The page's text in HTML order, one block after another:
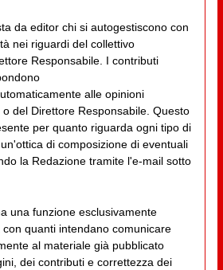
da editor chi si autogestiscono con
nei riguardi del collettivo
Responsabile. I contributi
alle opinioni
del Direttore Responsabile. Questo
per quanto riguarda ogni tipo di
di composizione di eventuali
la Redazione tramite l'e-mail sotto
una funzione esclusivamente
quanti intendano comunicare
al materiale già pubblicato
dei contributi e correttezza dei